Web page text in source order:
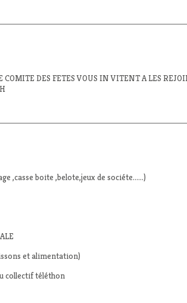
DES FETES VOUS IN VITENT A LES
,casse boite ,belote,jeux de sociéte……)
et alimentation)
collectif téléthon